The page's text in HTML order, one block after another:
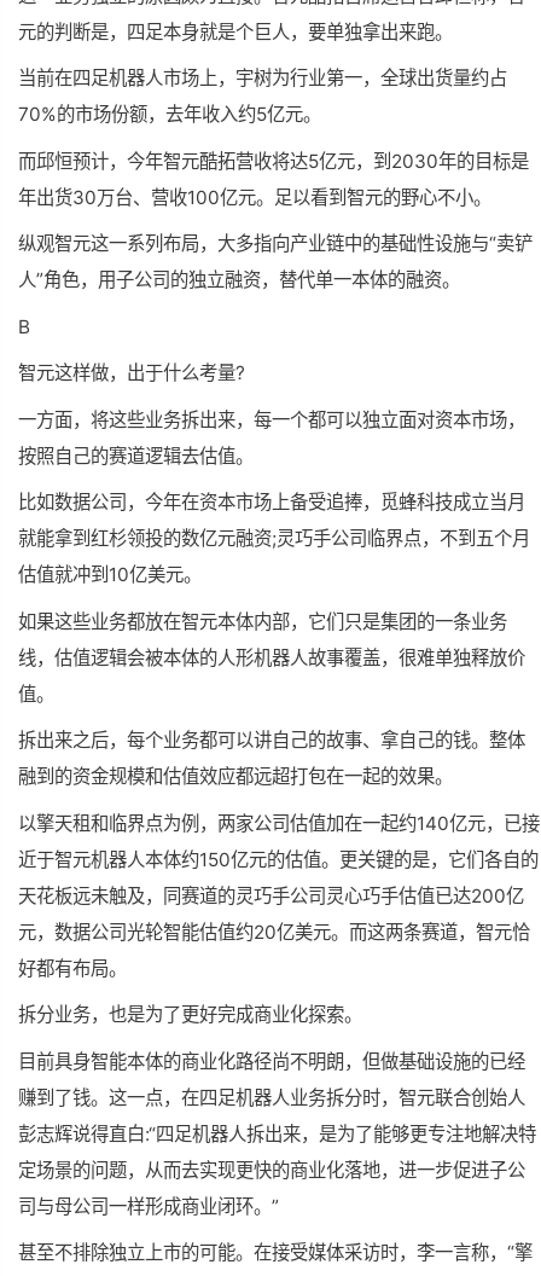
元的判断是，四足本身就是个巨人，要单独拿出来跑。
当前在四足机器人市场上，宇树为行业第一，全球出货量约占
70%的市场份额，去年收入约5亿元。
而邱恒预计，今年智元酷拓营收将达5亿元，到2030年的目标是
年出货30万台、营收100亿元。足以看到智元的野心不小。
纵观智元这一系列布局，大多指向产业链中的基础性设施与“卖铲
人”角色，用子公司的独立融资，替代单一本体的融资。
B
智元这样做，出于什么考量?
一方面，将这些业务拆出来，每一个都可以独立面对资本市场，
按照自己的赛道逻辑去估值。
比如数据公司，今年在资本市场上备受追捧，觅蜂科技成立当月
就能拿到红杉领投的数亿元融资;灵巧手公司临界点，不到五个月
估值就冲到10亿美元。
如果这些业务都放在智元本体内部，它们只是集团的一条业务
线，估值逻辑会被本体的人形机器人故事覆盖，很难单独释放价
值。
拆出来之后，每个业务都可以讲自己的故事、拿自己的钱。整体
融到的资金规模和估值效应都远超打包在一起的效果。
以擎天租和临界点为例，两家公司估值加在一起约140亿元，已接
近于智元机器人本体约150亿元的估值。更关键的是，它们各自的
天花板远未触及，同赛道的灵巧手公司灵心巧手估值已达200亿
元，数据公司光轮智能估值约20亿美元。而这两条赛道，智元恰
好都有布局。
拆分业务，也是为了更好完成商业化探索。
目前具身智能本体的商业化路径尚不明朗，但做基础设施的已经
赚到了钱。这一点，在四足机器人业务拆分时，智元联合创始人
彭志辉说得直白:“四足机器人拆出来，是为了能够更专注地解决特
定场景的问题，从而去实现更快的商业化落地，进一步促进子公
司与母公司一样形成商业闭环。”
甚至不排除独立上市的可能。在接受媒体采访时，李一言称，“擎